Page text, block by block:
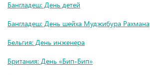
Бангладеш: День детей
Бангладеш: День шейха Муджибура Рахмана
Бельгия: День инженера
Британия: День «Бип-Бип»